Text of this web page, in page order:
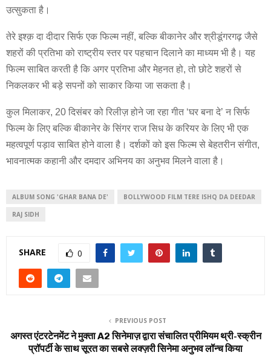
उत्सुकता है।
तेरे इश्क़ दा दीदार सिर्फ एक फिल्म नहीं, बल्कि बीकानेर और श्रीडूंगरगढ़ जैसे
शहरों की प्रतिभा को राष्ट्रीय स्तर पर पहचान दिलाने का माध्यम भी है। यह
फिल्म साबित करती है कि अगर प्रतिभा और मेहनत हो, तो छोटे शहरों से
निकलकर भी बड़े सपनों को साकार किया जा सकता है।
कुल मिलाकर, 20 दिसंबर को रिलीज़ होने जा रहा गीत ‘घर बना दे’ न सिर्फ
फिल्म के लिए बल्कि बीकानेर के सिंगर राज सिध के करियर के लिए भी एक
महत्वपूर्ण पड़ाव साबित होने वाला है। दर्शकों को इस फिल्म से बेहतरीन संगीत,
भावनात्मक कहानी और दमदार अभिनय का अनुभव मिलने वाला है।
ALBUM SONG 'GHAR BANA DE' BOLLYWOOD FILM TERE ISHQ DA DEEDAR
RAJ SIDH
SHARE 0
PREVIOUS POST
अगस्त एंटरटेनमेंट ने मुक्ता A2 सिनेमाज़ द्वारा संचालित प्रीमियम थ्री-स्क्रीन
प्रॉपर्टी के साथ सूरत का सबसे लक्ज़री सिनेमा अनुभव लॉन्च किया